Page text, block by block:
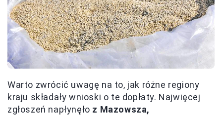
Warto zwrócić uwagę na to, jak różne regiony
kraju składały wnioski o te dopłaty. Najwięcej
zgłoszeń napłynęło z Mazowsza,